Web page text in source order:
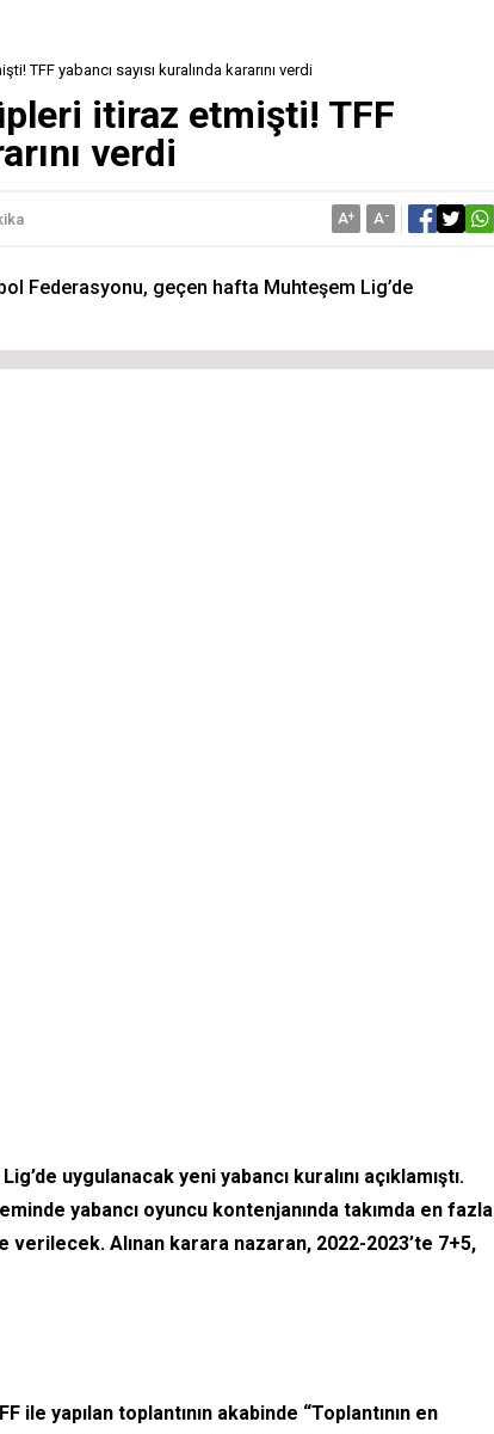
TFF yabancı sayısı kuralında kararını verdi
itiraz etmişti! TFF
verdi
A+ A-
Federasyonu, geçen hafta Muhteşem Lig’de
uygulanacak yeni yabancı kuralını açıklamıştı.
yabancı oyuncu kontenjanında takımda en fazla
Alınan karara nazaran, 2022-2023’te 7+5,
ile yapılan toplantının akabinde “Toplantının en